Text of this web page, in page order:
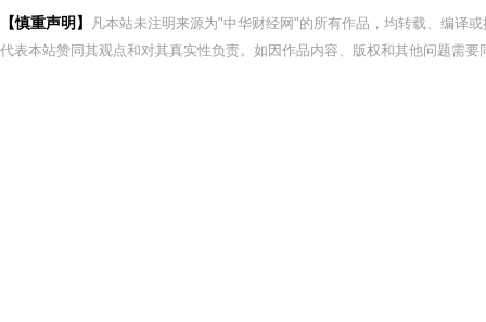
【慎重声明】
凡本站未注明来源为"中华财经网"的所有作品，均转载、编译
代表本站赞同其观点和对其真实性负责。如因作品内容、版权和其他问题需